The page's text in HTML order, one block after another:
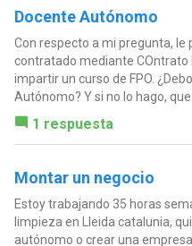
Docente Autónomo
Con respecto a mi pregunta, le
contratado mediante COntrato
impartir un curso de FPO.
Autónomo? Y si no lo hago, que
1 respuesta
Montar un negocio
Estoy trabajando 35 horas
limpieza en Lleida catalunia,
autónomo o crear una